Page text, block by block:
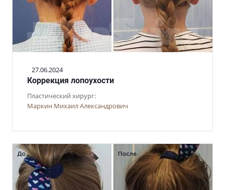
27.06.2024
Коррекция лопоухости
Пластический хирург:
Маркин Михаил Александрович